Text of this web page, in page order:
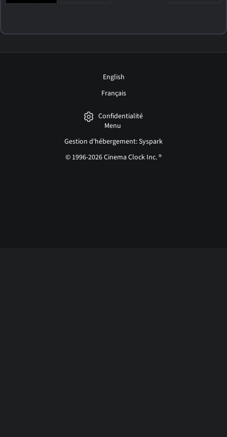
English
Français
Confidentialité
Menu
Gestion d'hébergement: Syspark
© 1996-2026 Cinema Clock Inc. ®